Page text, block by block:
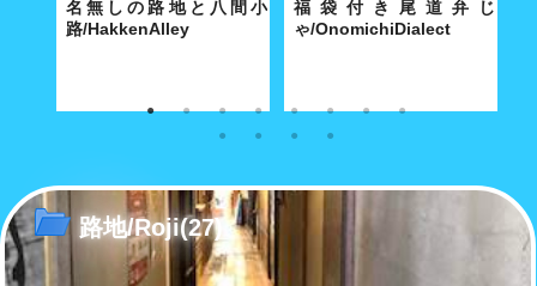
名無しの路地と八間小
路/HakkenAlley
奥深い路地の真ん中に大きな空
福袋付き尾道弁じ
ゃ/OnomichiDialect
経済合理性が優先する現代社会
路地/Roji(27)